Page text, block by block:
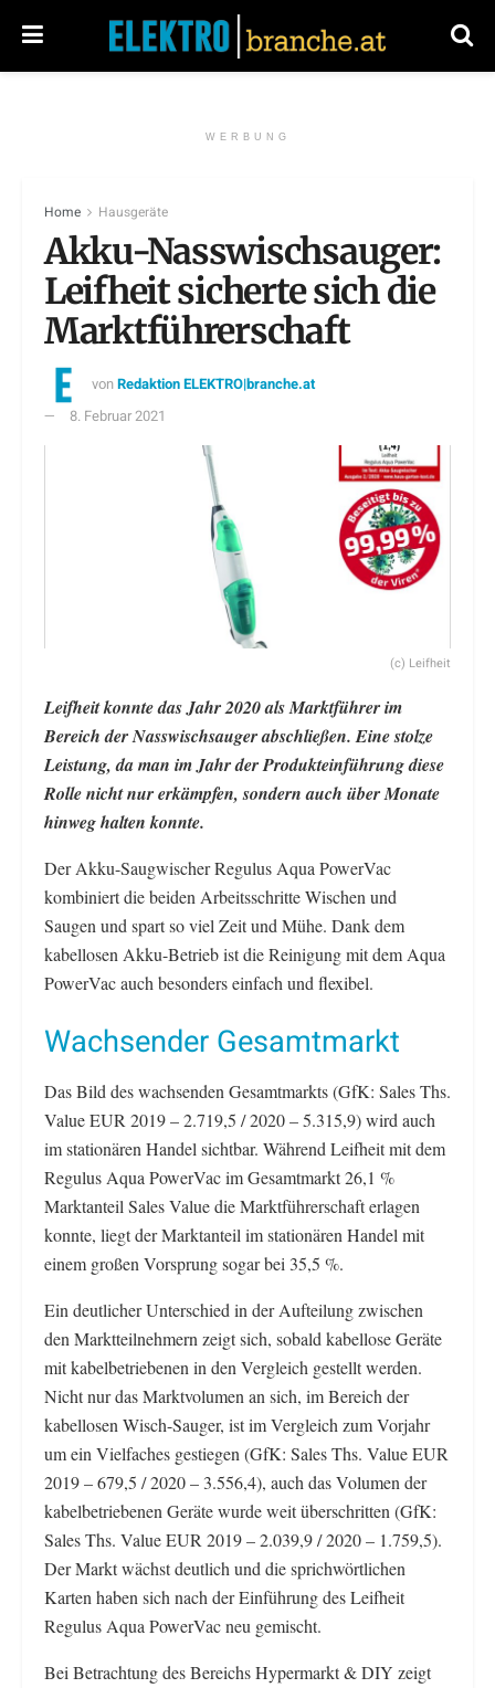
WERBUNG
Home Hausgeräte
Akku-Nasswischsauger:
Leifheit sicherte sich die
Marktführerschaft
vonRedaktion ELEKTRO|branche.at
8. Februar 2021
(c) Leifheit
Leifheit konnte das Jahr 2020 als Marktführer im
Bereich der Nasswischsauger abschließen. Eine stolze
Leistung, da man im Jahr der Produkteinführung diese
Rolle nicht nur erkämpfen, sondern auch über Monate
hinweg halten konnte.
Der Akku-Saugwischer Regulus Aqua PowerVac
kombiniert die beiden Arbeitsschritte Wischen und
Saugen und spart so viel Zeit und Mühe. Dank dem
kabellosen Akku-Betrieb ist die Reinigung mit dem Aqua
PowerVac auch besonders einfach und flexibel.
Wachsender Gesamtmarkt
Das Bild des wachsenden Gesamtmarkts (GfK: Sales Ths.
Value EUR 2019 – 2.719,5 / 2020 – 5.315,9) wird auch
im stationären Handel sichtbar. Während Leifheit mit dem
Regulus Aqua PowerVac im Gesamtmarkt 26,1 %
Marktanteil Sales Value die Marktführerschaft erlagen
konnte, liegt der Marktanteil im stationären Handel mit
einem großen Vorsprung sogar bei 35,5 %.
Ein deutlicher Unterschied in der Aufteilung zwischen
den Marktteilnehmern zeigt sich, sobald kabellose Geräte
mit kabelbetriebenen in den Vergleich gestellt werden.
Nicht nur das Marktvolumen an sich, im Bereich der
kabellosen Wisch-Sauger, ist im Vergleich zum Vorjahr
um ein Vielfaches gestiegen (GfK: Sales Ths. Value EUR
2019 – 679,5 / 2020 – 3.556,4), auch das Volumen der
kabelbetriebenen Geräte wurde weit überschritten (GfK:
Sales Ths. Value EUR 2019 – 2.039,9 / 2020 – 1.759,5).
Der Markt wächst deutlich und die sprichwörtlichen
Karten haben sich nach der Einführung des Leifheit
Regulus Aqua PowerVac neu gemischt.
Bei Betrachtung des Bereichs Hypermarkt & DIY zeigt